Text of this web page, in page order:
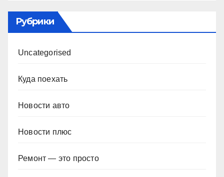
Рубрики
Uncategorised
Куда поехать
Новости авто
Новости плюс
Ремонт — это просто